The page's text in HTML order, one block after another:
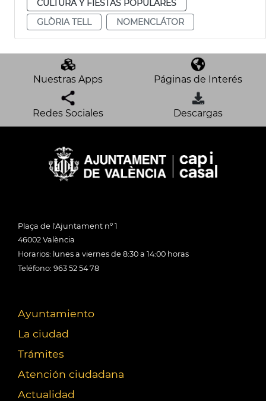
CULTURA Y FIESTAS POPULARES
GLÒRIA TELL
NOMENCLÁTOR
Nuestras Apps Páginas de Interés
Redes Sociales Descargas
Plaça de l'Ajuntament nº 1
46002 València
Horarios: lunes a viernes de 8:30 a 14:00 horas
Teléfono: 963 52 54 78
Ayuntamiento
La ciudad
Trámites
Atención ciudadana
Actualidad